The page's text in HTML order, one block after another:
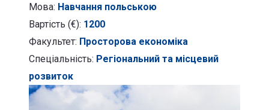
Мова: Навчання польською
Вартість (€): 1200
Факультет: Просторова економіка
Спеціальність: Регіональний та місцевий
розвиток